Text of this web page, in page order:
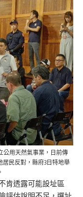
公用天然氣事業，日前傳
民反對，縣府3日特地舉
肯透露可能設址區